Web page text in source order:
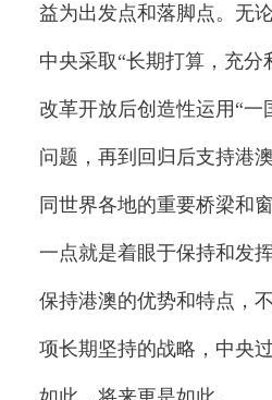
益为出发点和落脚点。无
中央采取“长期打算，充分
改革开放后创造性运用“一
问题，再到回归后支持港
同世界各地的重要桥梁和
一点就是着眼于保持和发
保持港澳的优势和特点，
项长期坚持的战略，中央